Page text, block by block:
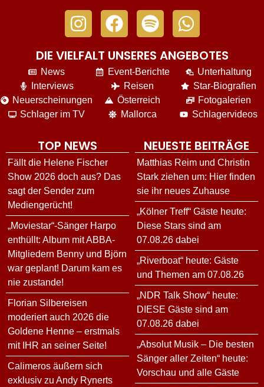
DIE VIELFALT UNSERES ANGEBOTES
News
Interviews
Neuerscheinungen
Schlager im TV
Event-Berichte
Reisen
Österreich
Mallorca
Unterhaltung
Star-Biografien
Fotogalerien
Schlagervideos
TOP NEWS
Fällt die Helene Fischer
Show 2026 doch aus? Das
sagt der Sender zum
Mediengerücht!
„Moviestar“-Sänger Harpo
enthüllt: Album mit ABBA-
Mitgliedern Benny und Björn
war geplant! Darum kam es
nie zustande!
Florian Silbereisen
moderiert auch 2026 die
Goldene Henne – erstmals
mit IHR an seiner Seite!
Calimeros äußern sich
exklusiv zu Andy Rynerts
NEUESTE BEITRÄGE
Matthias Reim und Christin
Stark ziehen um: Hier finden
sie ihr neues Zuhause
„Kölner Treff“ Gäste heute:
Diese Stars sind am
07.08.26 dabei
„Riverboat“ heute: Gäste
und Themen am 07.08.26
„NDR Talk Show“ heute:
DIESE Gäste sind am
07.08.26 dabei
„Absolut Musik – Die besten
Sänger aller Zeiten“ heute:
Vorschau und alle Gäste